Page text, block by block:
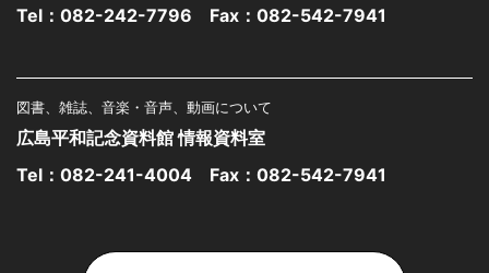
Tel： 082-242-7796 Fax：082-542-7941
図書、雑誌、音楽・音声、動画について
広島平和記念資料館 情報資料室
Tel： 082-241-4004 Fax：082-542-7941